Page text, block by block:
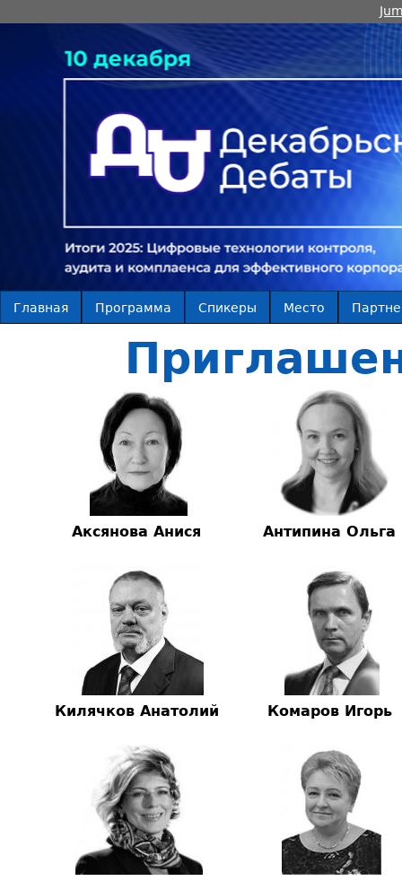
Главная Программа Спикеры Место
Аксянова Анися Антипина Ольга
Килячков Анатолий Комаров Игорь